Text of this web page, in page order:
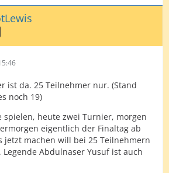
ist da. 25 Teilnehmer nur. (Stand
noch 19)
spielen, heute zwei Turnier, morgen
eigentlich der Finaltag ab
jetzt machen will bei 25 Teilnehmern
Abdulnaser Yusuf ist auch